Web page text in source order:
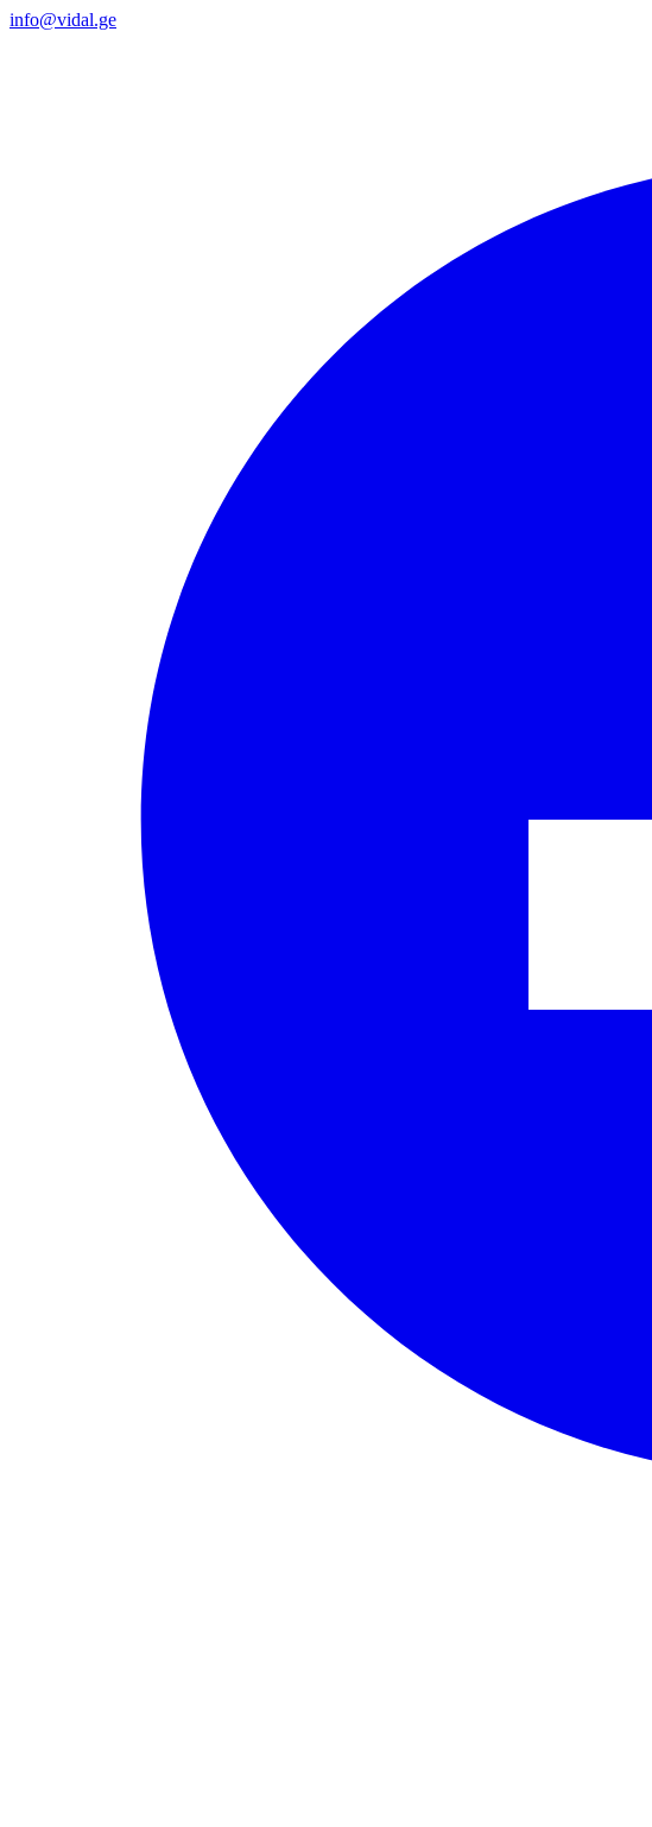
info@vidal.ge